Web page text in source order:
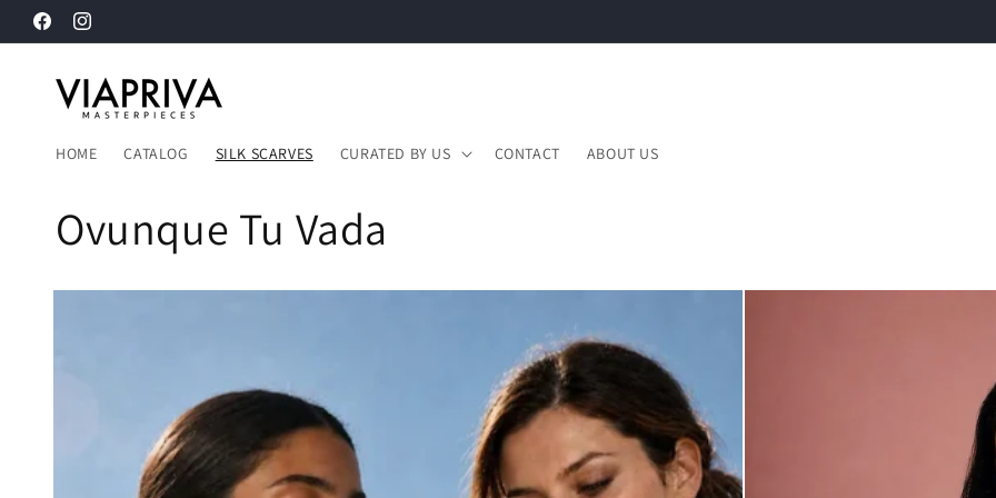
direttamente
ai contenuti
FacebookInstagram
HOME CATALOG SILK SCARVES CURATED BY US CONTACT ABOUT US
Ovunque Tu Vada